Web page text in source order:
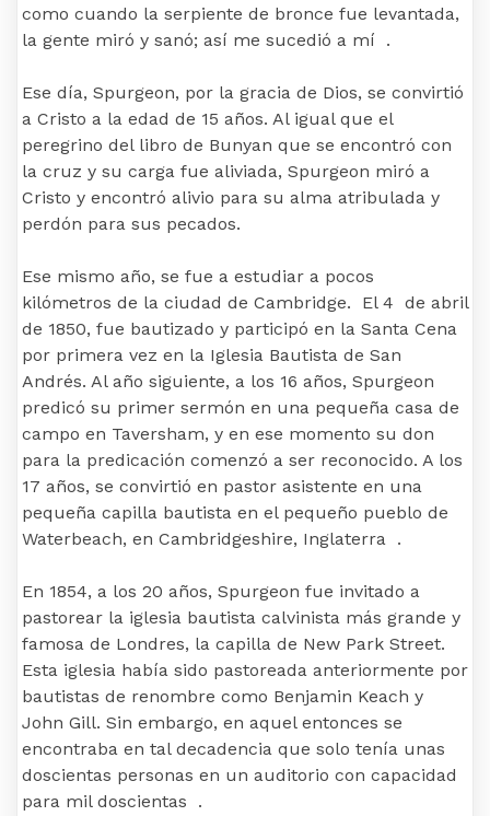
como cuando la serpiente de bronce fue levantada,
la gente miró y sanó; así me sucedió a mí .
Ese día, Spurgeon, por la gracia de Dios, se convirtió
a Cristo a la edad de 15 años. Al igual que el
peregrino del libro de Bunyan que se encontró con
la cruz y su carga fue aliviada, Spurgeon miró a
Cristo y encontró alivio para su alma atribulada y
perdón para sus pecados.
Ese mismo año, se fue a estudiar a pocos
kilómetros de la ciudad de Cambridge. El 4 de abril
de 1850, fue bautizado y participó en la Santa Cena
por primera vez en la Iglesia Bautista de San
Andrés. Al año siguiente, a los 16 años, Spurgeon
predicó su primer sermón en una pequeña casa de
campo en Taversham, y en ese momento su don
para la predicación comenzó a ser reconocido. A los
17 años, se convirtió en pastor asistente en una
pequeña capilla bautista en el pequeño pueblo de
Waterbeach, en Cambridgeshire, Inglaterra .
En 1854, a los 20 años, Spurgeon fue invitado a
pastorear la iglesia bautista calvinista más grande y
famosa de Londres, la capilla de New Park Street.
Esta iglesia había sido pastoreada anteriormente por
bautistas de renombre como Benjamin Keach y
John Gill. Sin embargo, en aquel entonces se
encontraba en tal decadencia que solo tenía unas
doscientas personas en un auditorio con capacidad
para mil doscientas .